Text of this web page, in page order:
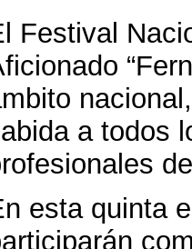
Festival
a todos
esta quinta